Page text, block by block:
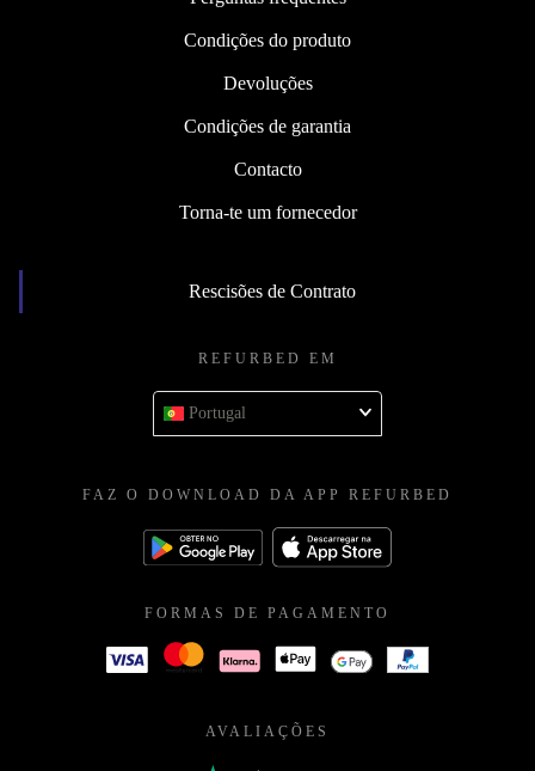
Condições do produto
Devoluções
Condições de garantia
Contacto
Torna-te um fornecedor
Rescisões de Contrato
REFURBED EM
Portugal
FAZ O DOWNLOAD DA APP REFURBED
FORMAS DE PAGAMENTO
AVALIAÇÕES